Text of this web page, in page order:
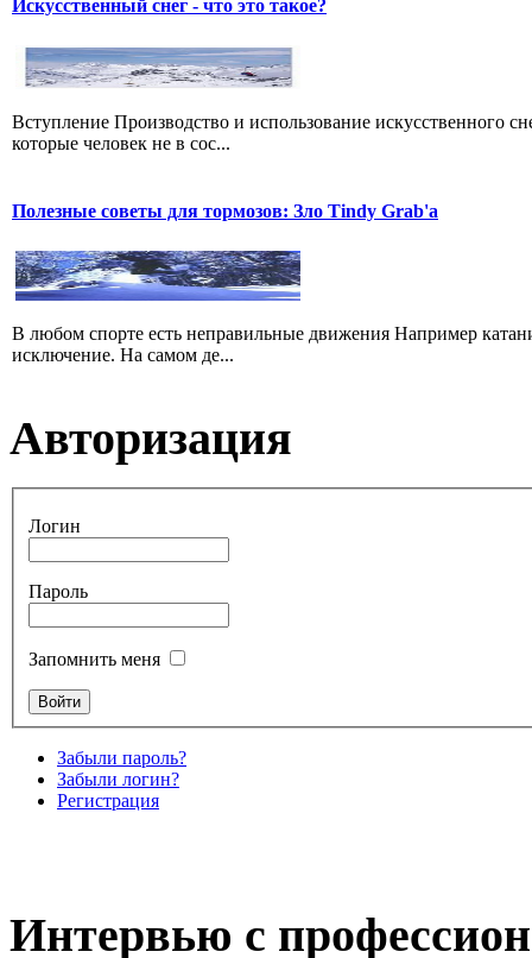
Искусственный снег - что это такое?
Вступление Производство и использование искусственного
которые человек не в сос...
Полезные советы для тормозов: Зло Tindy Grab'а
В любом спорте есть неправильные движения Например
исключение. На самом де...
Авторизация
Логин
Пароль
Запомнить меня
Забыли пароль?
Забыли логин?
Регистрация
Интервью с